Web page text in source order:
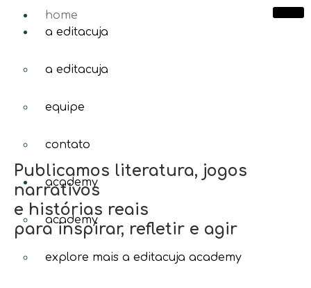
home
a editacuja
a editacuja
equipe
contato
academy
academy
explore mais a editacuja academy
Publicamos literatura, jogos
narrativos
e histórias reais
para inspirar, refletir e agir